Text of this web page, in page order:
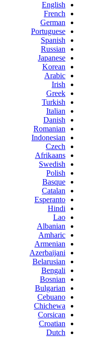
English
French
German
Portuguese
Spanish
Russian
Japanese
Korean
Arabic
Irish
Greek
Turkish
Italian
Danish
Romanian
Indonesian
Czech
Afrikaans
Swedish
Polish
Basque
Catalan
Esperanto
Hindi
Lao
Albanian
Amharic
Armenian
Azerbaijani
Belarusian
Bengali
Bosnian
Bulgarian
Cebuano
Chichewa
Corsican
Croatian
Dutch